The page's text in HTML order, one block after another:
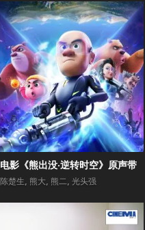
电影《熊出没·逆转时空》原声带
陈楚生, 熊大, 熊二, 光头强